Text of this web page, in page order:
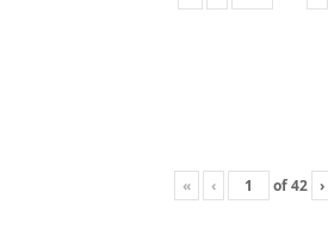
« ‹ of42 ›